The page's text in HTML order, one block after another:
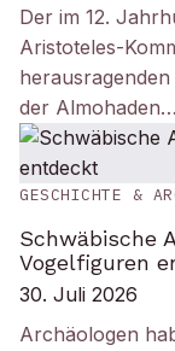
Der im 12.
Aristoteles-
der Almohaden…
GESCHICHTE &
Schwäbische
Vogelfiguren
30. Juli 2026
Archäologen